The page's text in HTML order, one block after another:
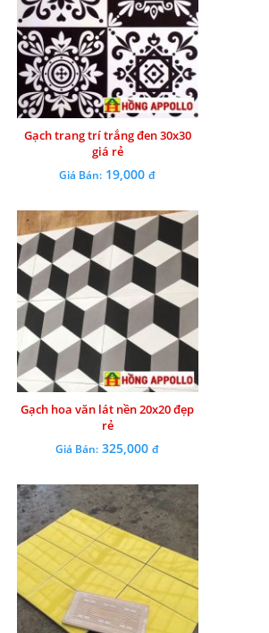
Gạch trang trí trắng đen 30x30
giá rẻ
Giá Bán: 19,000đ
Gạch hoa văn lát nền 20x20 đẹp
rẻ
Giá Bán: 325,000đ